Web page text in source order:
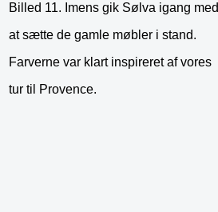
Billed 11. Imens gik Sølva igang med
at sætte de gamle møbler i stand.
Farverne var klart inspireret af vores
tur til Provence.